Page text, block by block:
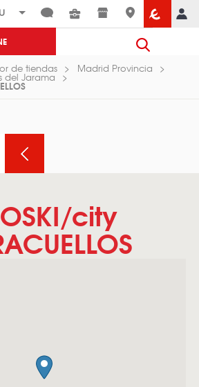
de tiendas Madrid Provincia
del Jarama
city